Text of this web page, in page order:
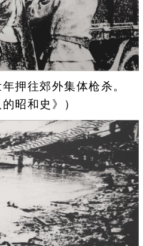
押往郊外集体枪杀。
的昭和史》）